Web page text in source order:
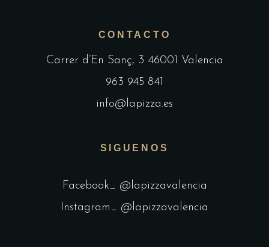
CONTACTO
Carrer d’En Sanç, 3 46001 Valencia
963 945 841
info@lapizza.es
SIGUENOS
Facebook_ @lapizzavalencia
Instagram_ @lapizzavalencia